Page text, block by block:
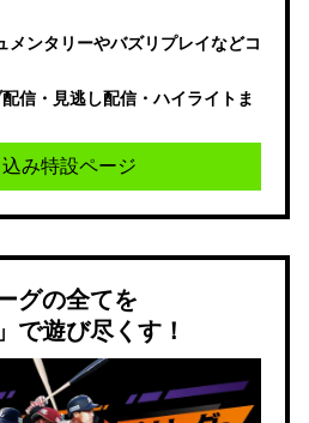
ンタリーやバズリプレイなどコ
信・見逃し配信・ハイライトま
み特設ページ
グの全てを
で遊び尽くす！